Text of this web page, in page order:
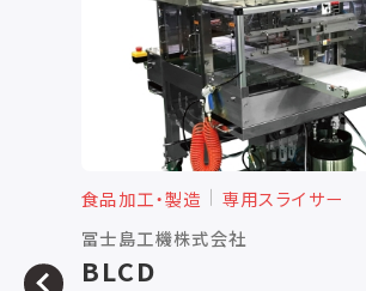
食品加工・製造
専用スライサー
冨士島工機株式会社
BLCD